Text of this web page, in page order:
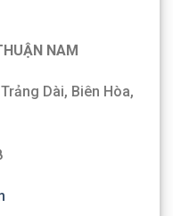
NAM
Dài, Biên Hòa,